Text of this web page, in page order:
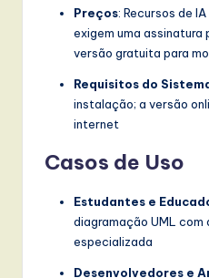
Preços: Recursos de
exigem uma assinatura
versão gratuita para
Requisitos do
instalação; a versão
internet
Casos de Uso
Estudantes e
diagramação UML com
especializada
Desenvolvedores e